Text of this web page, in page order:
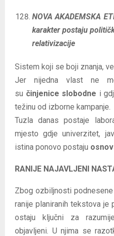
NOVA AKADEMSKA
karakter postaju
relativizacije
Sistem koji se boji znanja,
Jer nijedna vlast ne
su činjenice slobodne i
težinu od izborne kampanje.
Tuzla danas postaje
mjesto gdje univerzitet,
istina ponovo postaju
RANIJE NAJAVLJENI
Zbog ozbiljnosti
ranije planiranih tekstova
ostaju ključni za
objavljeni. U njima se